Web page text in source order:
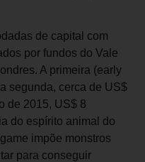
de capital com
por fundos do Vale
A primeira (early
segunda, cerca de US$
de 2015, US$ 8
do espírito animal do
impõe monstros
para conseguir